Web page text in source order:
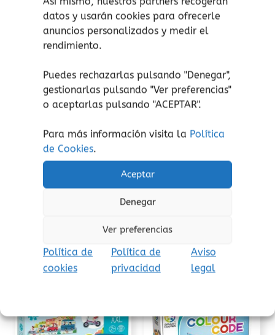
datos y usarán cookies para ofrecerle
anuncios personalizados y medir el
rendimiento.
Puedes rechazarlas pulsando "Denegar",
gestionarlas pulsando "Ver preferencias"
o aceptarlas pulsando "ACEPTAR".
Para más información visita la Política
de Cookies.
Aceptar
Denegar
Ver preferencias
Política de
cookies
Política de
privacidad
Aviso
legal
Contenido:
1 tablero de juego compacto con tapa
transparente.
Libro con 120 desafíos y soluciones.
Reglas de juego.
¡atención!No apto para peques menores de 3
años, peligro de asfixia por piezas pequeñas.
El embalaje no es un
juguete. Retire el embalaje antes de jugar.
Productos relacionados